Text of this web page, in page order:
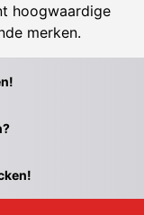
hoogwaardige
merken.